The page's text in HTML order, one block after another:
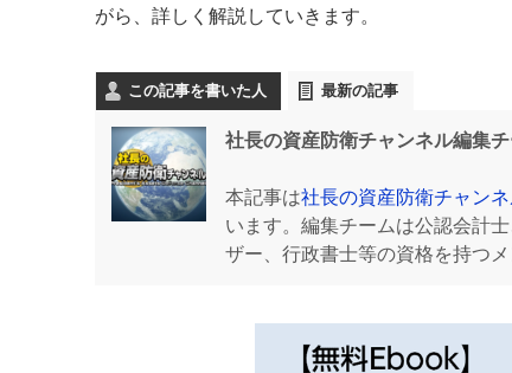
がら、詳しく解説していきます。
この記事を書いた人 最新の記事
社長の資産防衛チャンネル編集
本記事は社長の資産防衛チャン
います。編集チームは公認会計
ザー、行政書士等の資格を持つ